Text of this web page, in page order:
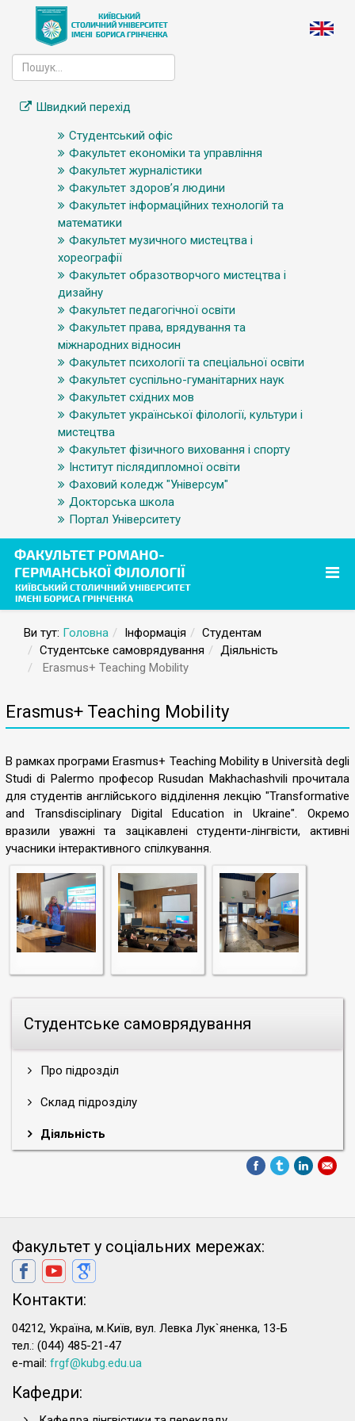
Швидкий перехід
Студентський офіс
Факультет економіки та управління
Факультет журналістики
Факультет здоров’я людини
Факультет інформаційних технологій та
математики
Факультет музичного мистецтва і
хореографії
Факультет образотворчого мистецтва і
дизайну
Факультет педагогічної освіти
Факультет права, врядування та
міжнародних відносин
Факультет психології та спеціальної освіти
Факультет суспільно-гуманітарних наук
Факультет східних мов
Факультет української філології, культури і
мистецтва
Факультет фізичного виховання і спорту
Інститут післядипломної освіти
Фаховий коледж "Універсум"
Докторська школа
Портал Університету
Ви тут: Головна Інформація
Студентам
Студентське самоврядування
Діяльність
Erasmus+ Teaching Mobility
Студентське самоврядування
Про підрозділ
Склад підрозділу
Діяльність
Erasmus+ Teaching Mobility
В рамках програми Erasmus+ Teaching Mobility в Università degli
Studi di Palermo професор Rusudan Makhachashvili прочитала
для студентів англійського відділення лекцію "Transformative
and Transdisciplinary Digital Education in Ukraine". Окремо
вразили уважні та зацікавлені студенти-лінгвісти, активні
учасники інтерактивного спілкування.
Факультет у соціальних мережах:
Контакти:
04212, Україна, м.Київ, вул. Левка Лук`яненка, 13-Б
тел.: (044) 485-21-47
e-mail: frgf@kubg.edu.ua
Кафедри: